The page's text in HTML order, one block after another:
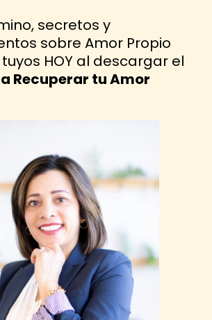
secretos y
sobre Amor Propio
HOY al descargar el
Recuperar tu Amor